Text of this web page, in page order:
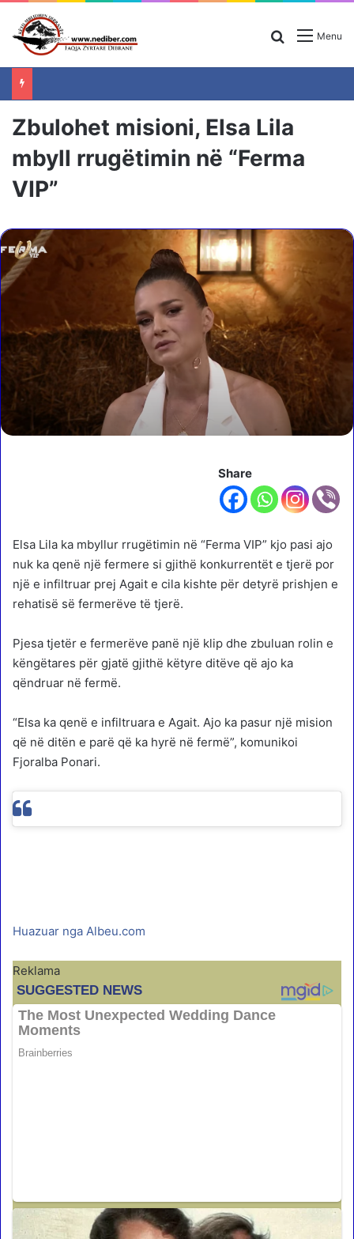
Menu
Search for
Zbulohet misioni, Elsa Lila
mbyll rrugëtimin në “Ferma
VIP”
Share
Elsa Lila ka mbyllur rrugëtimin në “Ferma VIP” kjo pasi ajo
nuk ka qenë një fermere si gjithë konkurrentët e tjerë por
një e infiltruar prej Agait e cila kishte për detyrë prishjen e
rehatisë së fermerëve të tjerë.
Pjesa tjetër e fermerëve panë një klip dhe zbuluan rolin e
këngëtares për gjatë gjithë këtyre ditëve që ajo ka
qëndruar në fermë.
“Elsa ka qenë e infiltruara e Agait. Ajo ka pasur një mision
që në ditën e parë që ka hyrë në fermë”, komunikoi
Fjoralba Ponari.
Huazuar nga Albeu.com
Reklama